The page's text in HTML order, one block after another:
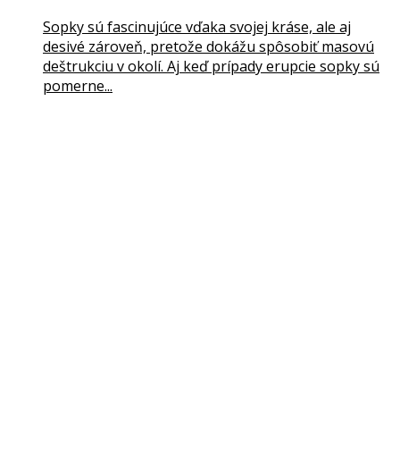
Sopky sú fascinujúce vďaka svojej kráse, ale aj
desivé zároveň, pretože dokážu spôsobiť masovú
deštrukciu v okolí. Aj keď prípady erupcie sopky sú
pomerne...